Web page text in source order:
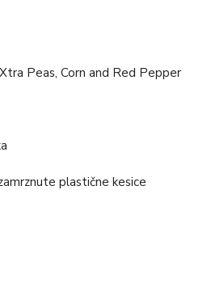
Peas, Corn and Red Pepper
plastične kesice